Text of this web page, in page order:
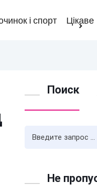
і спорт Цікаве
Поиск
Не